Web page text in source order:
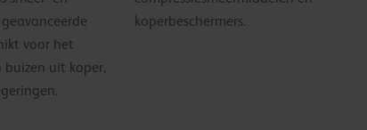
voor het
buizen uit koper,
koperbeschermers.